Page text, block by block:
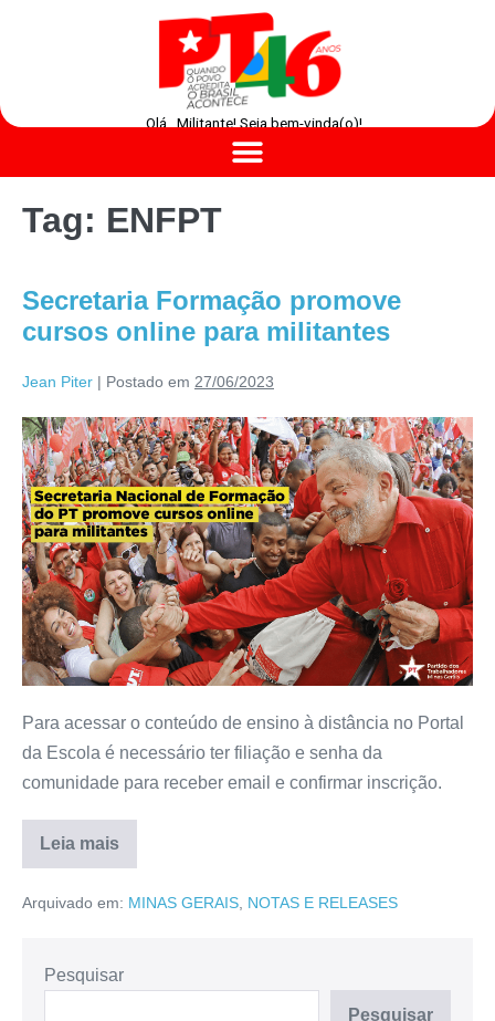
Olá , Militante! Seja bem-vinda(o)!
Tag: ENFPT
Secretaria Formação promove
cursos online para militantes
Jean Piter | Postado em 27/06/2023
Para acessar o conteúdo de ensino à distância no Portal
da Escola é necessário ter filiação e senha da
comunidade para receber email e confirmar inscrição.
Leia mais
Arquivado em: MINAS GERAIS NOTAS E RELEASES
Pesquisar
Pesquisar